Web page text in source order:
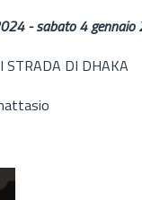
- sabato 4 gennaio
STRADA DI DHAKA